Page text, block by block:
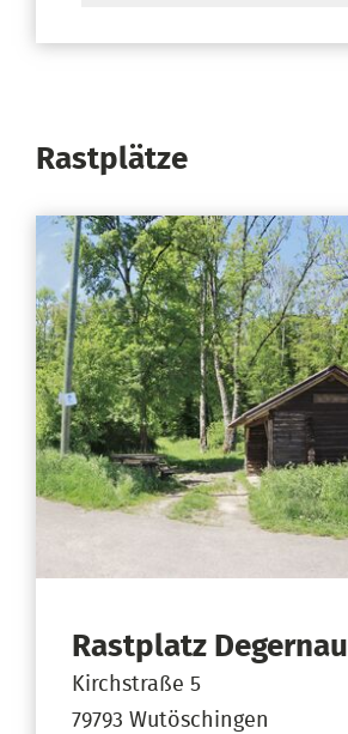
Rastplätze
Rastplatz Degernau
Kirchstraße 5
79793 Wutöschingen